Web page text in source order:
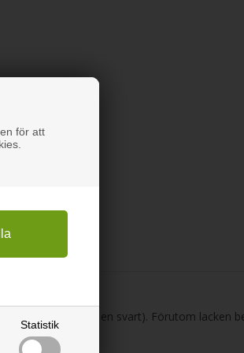
för att
Statistik
lack (en klar och en svart). Förutom lacken